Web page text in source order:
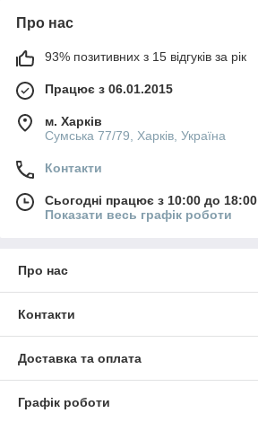
Про нас
93% позитивних з 15 відгуків за рік
Працює з 06.01.2015
м. Харків
Сумська 77/79, Харків, Україна
Контакти
Сьогодні працює з 10:00 до 18:00
Показати весь графік роботи
Про нас
Контакти
Доставка та оплата
Графік роботи